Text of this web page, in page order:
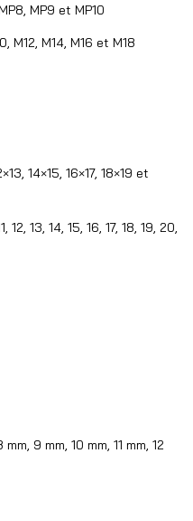
MP9 et MP10
M12, M14, M16 et M18
14×15, 16×17, 18×19 et
13, 14, 15, 16, 17, 18, 19, 20,
9 mm, 10 mm, 11 mm, 12